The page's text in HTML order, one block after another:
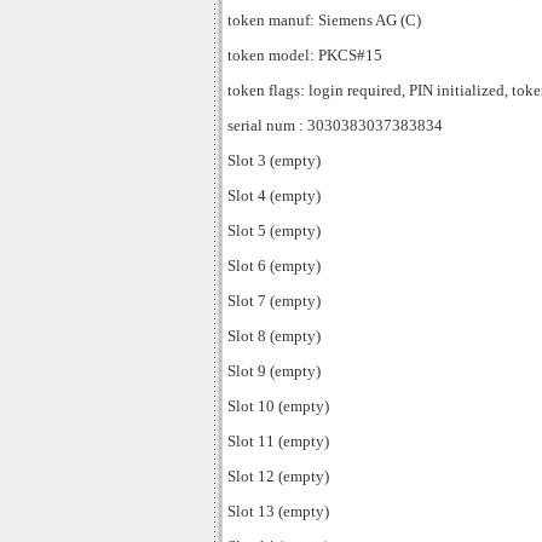
token manuf: Siemens AG (C)
token model: PKCS#15
token flags: login required, PIN initialized,
serial num : 3030383037383834
Slot 3 (empty)
Slot 4 (empty)
Slot 5 (empty)
Slot 6 (empty)
Slot 7 (empty)
Slot 8 (empty)
Slot 9 (empty)
Slot 10 (empty)
Slot 11 (empty)
Slot 12 (empty)
Slot 13 (empty)